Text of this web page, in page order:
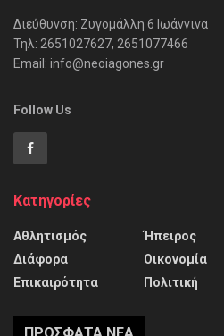
Διεύθυνση: Ζυγομάλλη 6 Ιωάννινα
Τηλ: 2651027627, 2651077466
Email: info@neoiagones.gr
Follow Us
Κατηγορίες
Αθλητισμός
Διάφορα
Επικαιρότητα
Ήπειρος
Οικονομία
Πολιτική